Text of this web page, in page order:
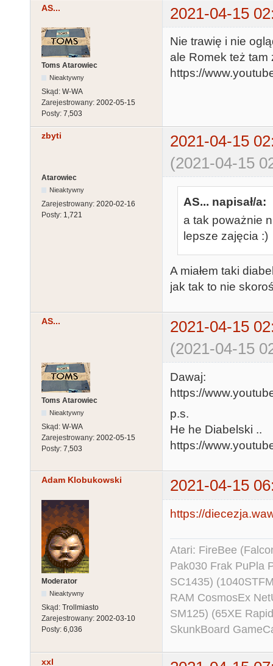
AS... 2021-04-15
Toms Atarowiec
Nieaktywny
Skąd: W-WA
Zarejestrowany: 2002-05-15
Posty: 7,503
Nie trawię i nie
ale Romek też tam
https://
zbyti
2021-04-15
(2021-04-15
Atarowiec
Nieaktywny
Zarejestrowany: 2020-02-16
Posty: 1,721
AS... napisał/a:
a tak poważnie
lepsze zajęcia :)
A miałem taki
jak tak to nie
AS...
2021-04-15
(2021-04-15
Toms Atarowiec
Nieaktywny
Skąd: W-WA
Zarejestrowany: 2002-05-15
Posty: 7,503
Dawaj:
https://
p.s.
He he Diabelski ..
https://
Adam Klobukowski 2021-04-15
Moderator
Nieaktywny
Skąd: Trollmiasto
Zarejestrowany: 2002-03-10
Posty: 6,036
https://
Atari: FireBee
Pak030 Frak PuPla
SC1435)
RAM CosmosEx
SM125) (65XE
SkunkBoard
xxl